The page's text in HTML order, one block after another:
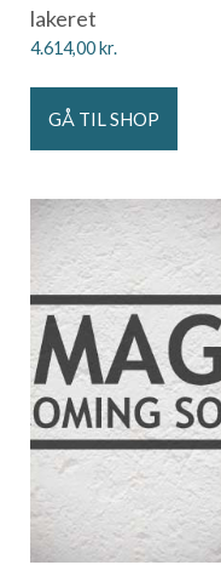
lakeret
4.614,00kr.
GÅ TIL SHOP